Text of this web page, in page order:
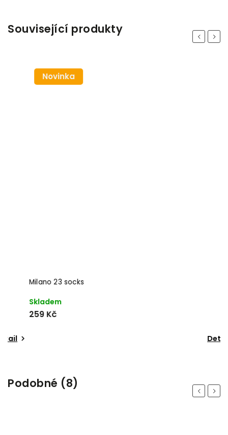
Související produkty Previous
Novinka
Milano 23 socks
Skladem
259 Kč
Detail
Next
Podobné (8) Previous
Next